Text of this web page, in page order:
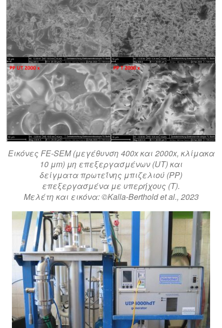
Εικόνες FE-SEM (μεγέθυνση 400x και 2000x, κλίμακα
10 μm) μη επεξεργασμένων (UT) και
δείγματα πρωτεΐνης μπιζελιού (PP)
επεξεργασμένα με υπερήχους (T).
Μελέτη και εικόνα: ©Kalla-Berthold et al., 2023